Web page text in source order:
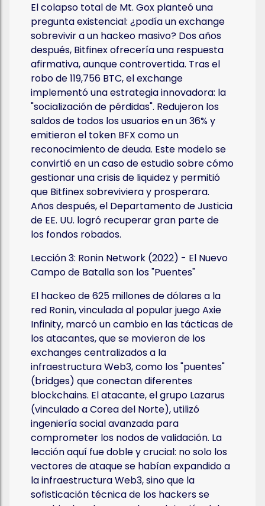
El colapso total de Mt. Gox planteó una
pregunta existencial: ¿podía un exchange
sobrevivir a un hackeo masivo? Dos años
después, Bitfinex ofrecería una respuesta
afirmativa, aunque controvertida. Tras el
robo de 119,756 BTC, el exchange
implementó una estrategia innovadora: la
"socialización de pérdidas". Redujeron los
saldos de todos los usuarios en un 36% y
emitieron el token BFX como un
reconocimiento de deuda. Este modelo se
convirtió en un caso de estudio sobre cómo
gestionar una crisis de liquidez y permitió
que Bitfinex sobreviviera y prosperara.
Años después, el Departamento de Justicia
de EE. UU. logró recuperar gran parte de
los fondos robados.
Lección 3: Ronin Network (2022) - El Nuevo
Campo de Batalla son los "Puentes"
El hackeo de 625 millones de dólares a la
red Ronin, vinculada al popular juego Axie
Infinity, marcó un cambio en las tácticas de
los atacantes, que se movieron de los
exchanges centralizados a la
infraestructura Web3, como los "puentes"
(bridges) que conectan diferentes
blockchains. El atacante, el grupo Lazarus
(vinculado a Corea del Norte), utilizó
ingeniería social avanzada para
comprometer los nodos de validación. La
lección aquí fue doble y crucial: no solo los
vectores de ataque se habían expandido a
la infraestructura Web3, sino que la
sofisticación técnica de los hackers se